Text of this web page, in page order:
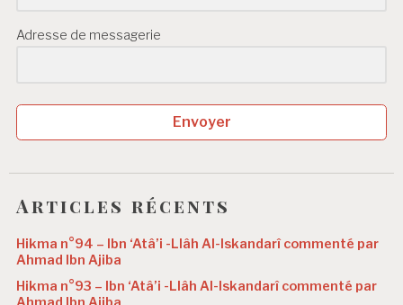
Adresse de messagerie
Envoyer
Articles récents
Hikma n°94 – Ibn ‘Atâ’i -Llâh Al-Iskandarî commenté par
Ahmad Ibn Ajiba
Hikma n°93 – Ibn ‘Atâ’i -Llâh Al-Iskandarî commenté par